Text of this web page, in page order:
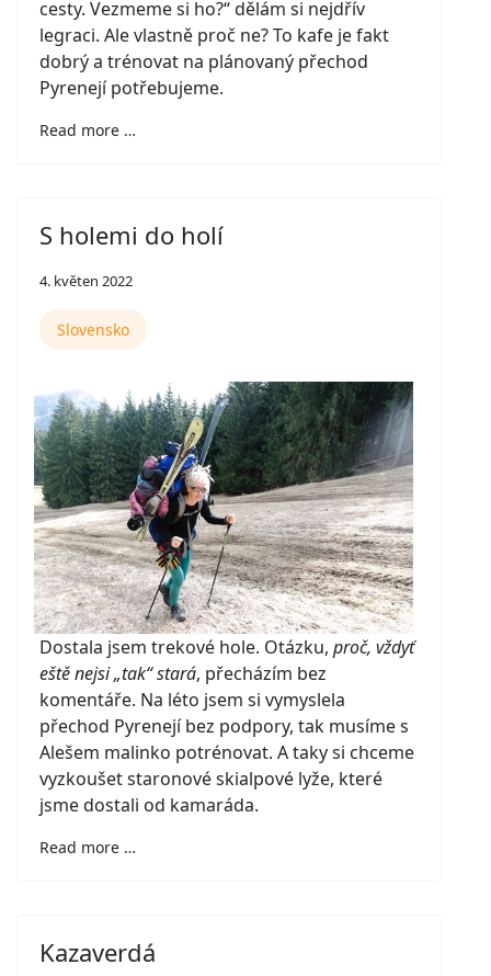
cesty. Vezmeme si ho?“ dělám si nejdřív
legraci. Ale vlastně proč ne? To kafe je fakt
dobrý a trénovat na plánovaný přechod
Pyrenejí potřebujeme.
Read more …
S holemi do holí
4. květen 2022
Slovensko
Dostala jsem trekové hole. Otázku, proč, vždyť
eště nejsi „tak“ stará, přecházím bez
komentáře. Na léto jsem si vymyslela
přechod Pyrenejí bez podpory, tak musíme s
Alešem malinko potrénovat. A taky si chceme
vyzkoušet staronové skialpové lyže, které
jsme dostali od kamaráda.
Read more …
Kazaverdá